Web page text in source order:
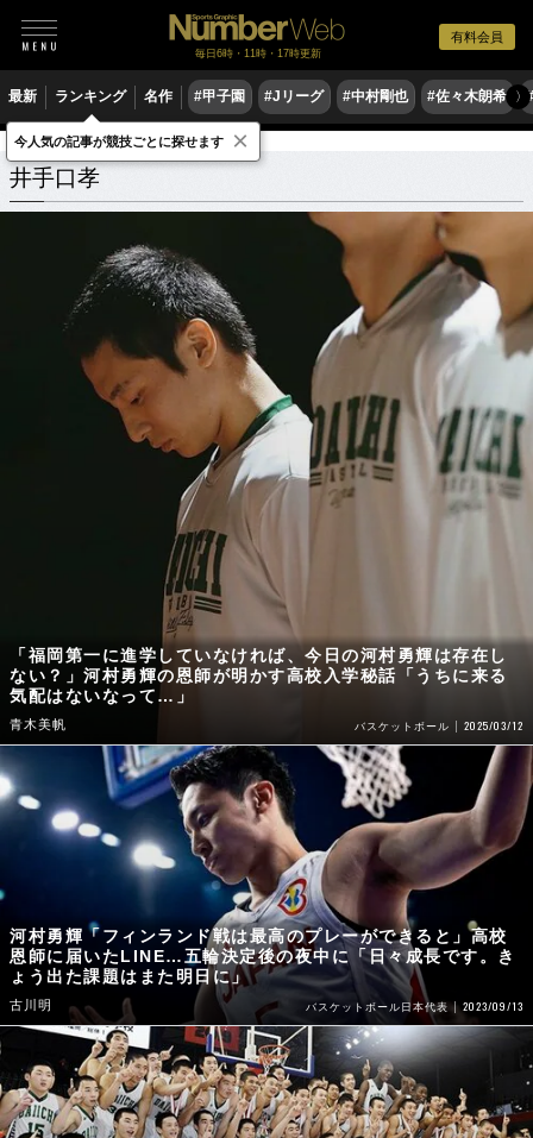
有料会員
毎日6時・11時・17時更新
最新 ランキング 名作 #甲子園 #Jリーグ #中村剛也 #佐々木朗希 〉
井手口孝 関連記事
井手口孝
「福岡第一に進学していなければ、今日の河村勇輝は存在し
ない？」河村勇輝の恩師が明かす高校入学秘話「うちに来る
気配はないなって…」
青木美帆 バスケットボール 2025/03/12
河村勇輝「フィンランド戦は最高のプレーができると」高校
恩師に届いたLINE…五輪決定後の夜中に「日々成長です。き
ょう出た課題はまた明日に」
古川明 バスケットボール日本代表 2023/09/13
今人気の記事が競技ごとに探せます ×